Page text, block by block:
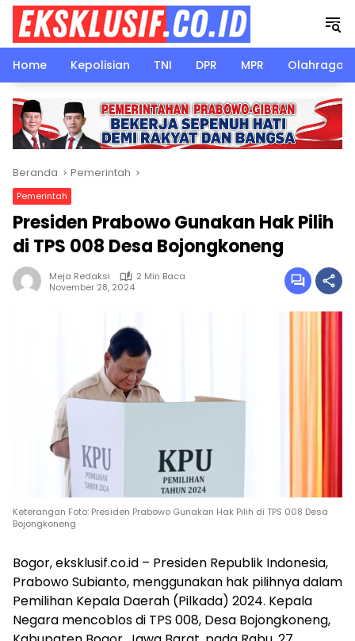
Langsung
konten
Home
Kepolisian TNI DPR MPR Olahraga
Beranda Pemerintah
Pemerintah
Presiden Prabowo Gunakan Hak Pilih
di TPS 008 Desa Bojongkoneng
Meja Redaksi
2 Min Baca
November 28, 2024
Keterangan Foto: Presiden Prabowo Gunakan Hak Pilih di TPS 008 Desa
Bojongkoneng
Bogor, eksklusif.co.id – Presiden Republik Indonesia,
Prabowo Subianto, menggunakan hak pilihnya dalam
Pemilihan Kepala Daerah (Pilkada) 2024. Kepala
Negara mencoblos di TPS 008, Desa Bojongkoneng,